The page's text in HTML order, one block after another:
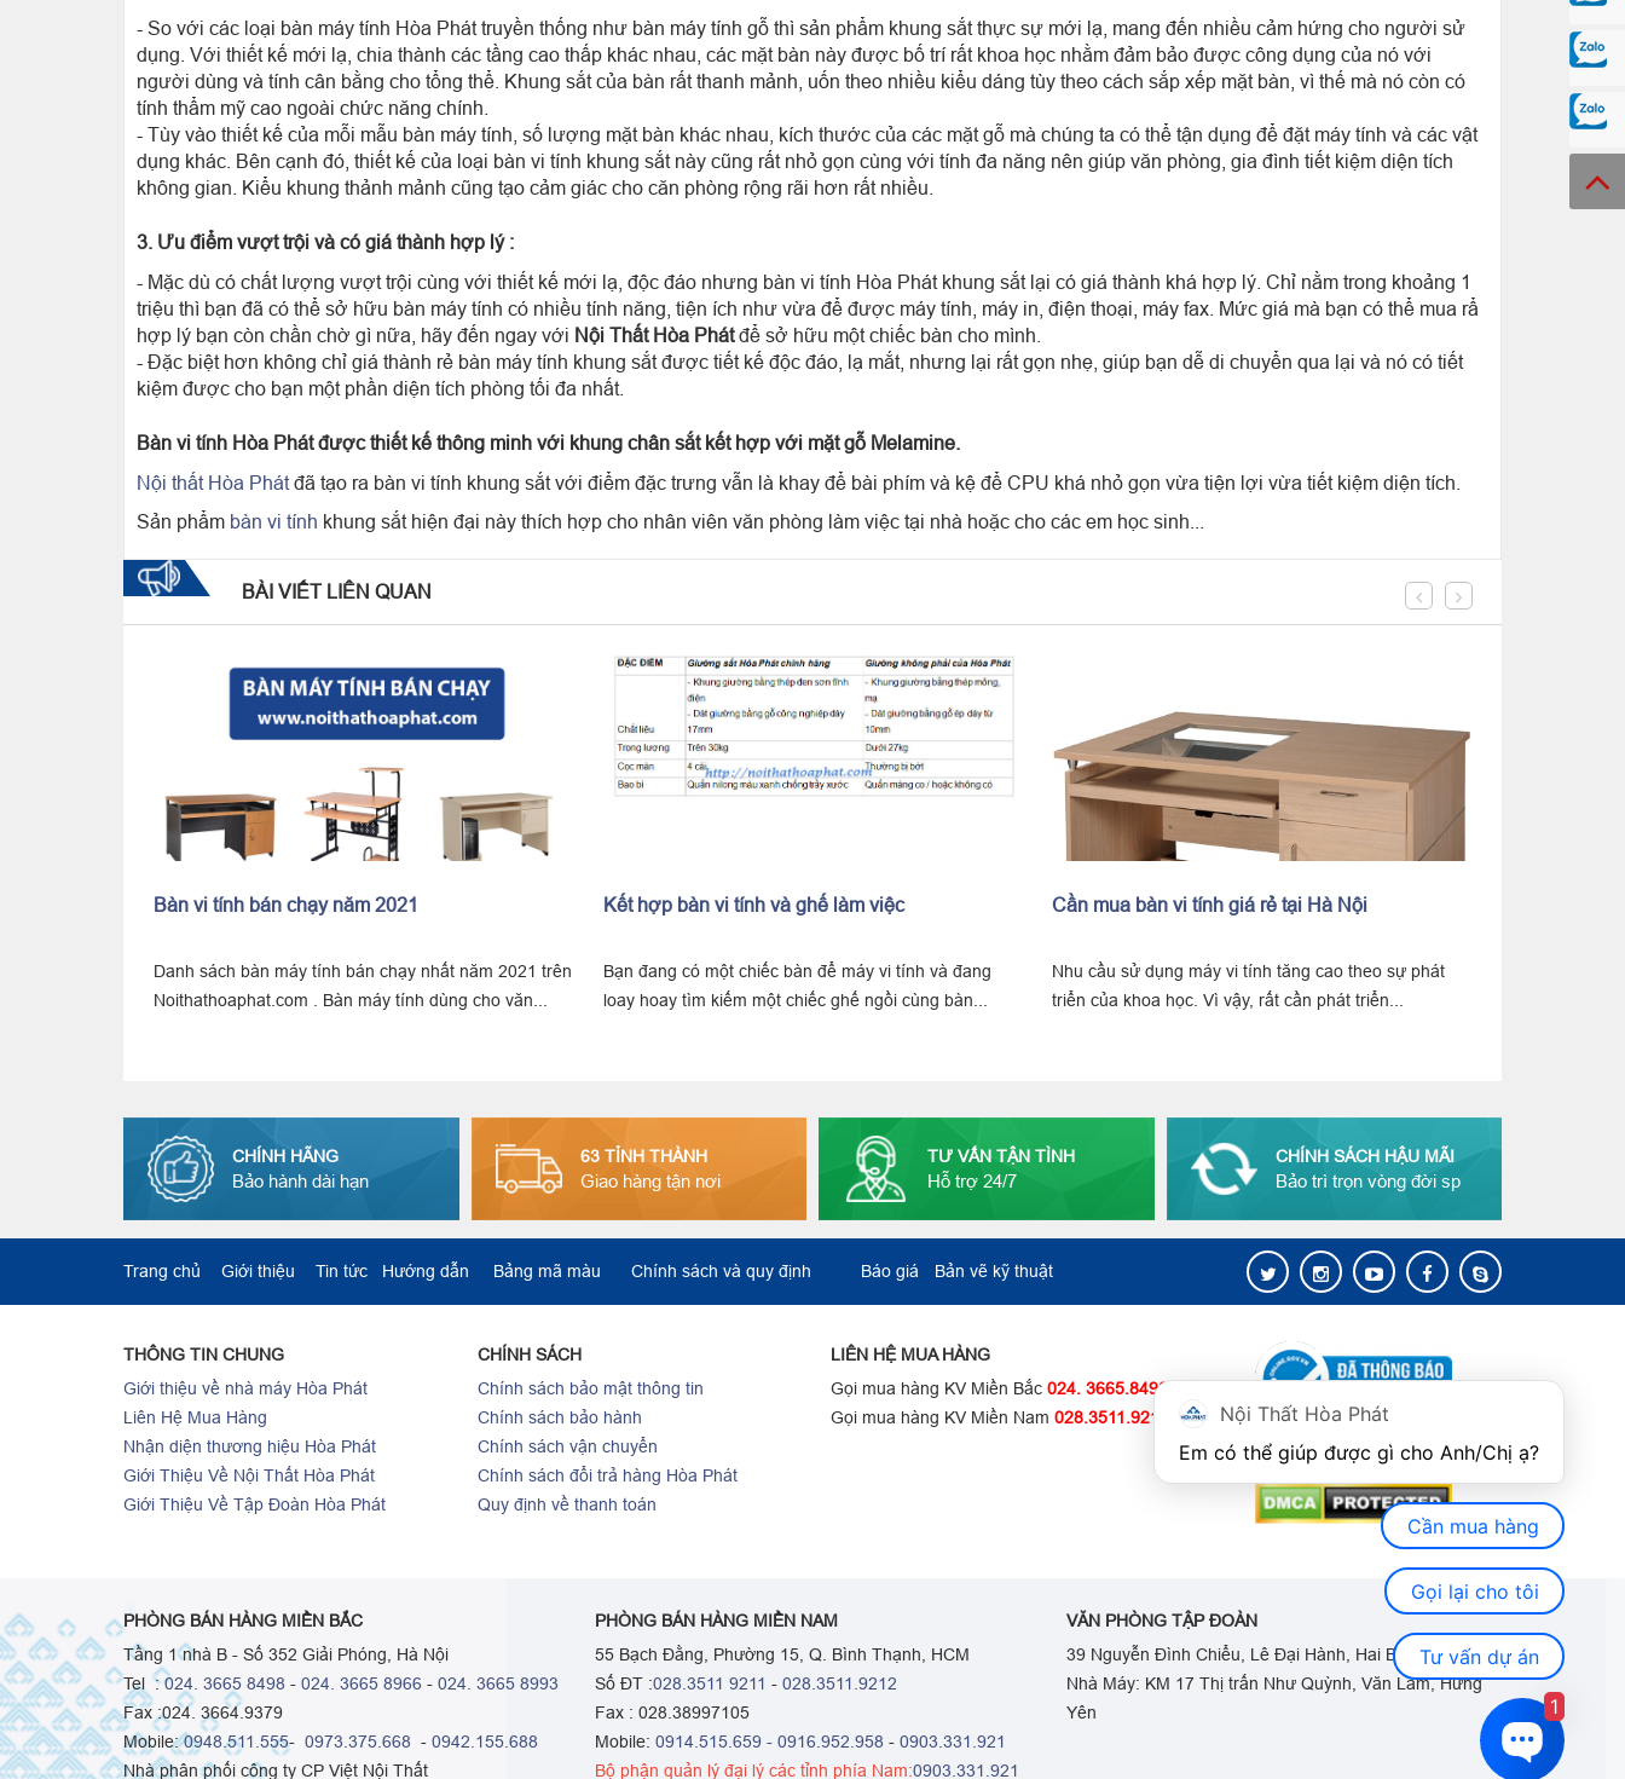
- So với các loại bàn máy tính Hòa Phát truyền thống như bàn máy tính gỗ thì sản phẩm khung sắt thực sự mới lạ, mang đến nhiều cảm hứng cho người sử
dụng. Với thiết kế mới lạ, chia thành các tầng cao thấp khác nhau, các mặt bàn này được bố trí rất khoa học nhằm đảm bảo được công dụng của nó với
người dùng và tính cân bằng cho tổng thể. Khung sắt của bàn rất thanh mảnh, uốn theo nhiều kiểu dáng tùy theo cách sắp xếp mặt bàn, vì thế mà nó còn có
tính thẩm mỹ cao ngoài chức năng chính.
- Tùy vào thiết kế của mỗi mẫu bàn máy tính, số lượng mặt bàn khác nhau, kích thước của các mặt gỗ mà chúng ta có thể tận dụng để đặt máy tính và các vật
dụng khác. Bên cạnh đó, thiết kế của loại bàn vi tính khung sắt này cũng rất nhỏ gọn cùng với tính đa năng nên giúp văn phòng, gia đình tiết kiệm diện tích
không gian. Kiểu khung thảnh mảnh cũng tạo cảm giác cho căn phòng rộng rãi hơn rất nhiều.
3. Ưu điểm vượt trội và có giá thành hợp lý :
- Mặc dù có chất lượng vượt trội cùng với thiết kế mới lạ, độc đáo nhưng bàn vi tính Hòa Phát khung sắt lại có giá thành khá hợp lý. Chỉ nằm trong khoảng 1
triệu thì bạn đã có thể sở hữu bàn máy tính có nhiều tính năng, tiện ích như vừa để được máy tính, máy in, điện thoại, máy fax. Mức giá mà bạn có thể mua rẩ
hợp lý bạn còn chần chờ gì nữa, hãy đến ngay với Nội Thất Hòa Phátđể sở hữu một chiếc bàn cho mình.
- Đặc biệt hơn không chỉ giá thành rẻ bàn máy tính khung sắt được tiết kế độc đáo, lạ mắt, nhưng lại rất gọn nhẹ, giúp bạn dễ di chuyển qua lại và nó có tiết
kiệm được cho bạn một phần diện tích phòng tối đa nhất.
Bàn vi tính Hòa Phát được thiết kế thông minh với khung chân sắt kết hợp với mặt gỗ Melamine.
Nội thất Hòa Phátđã tạo ra bàn vi tính khung sắt với điểm đặc trưng vẫn là khay để bài phím và kệ để CPU khá nhỏ gọn vừa tiện lợi vừa tiết kiệm diện tích.
Sản phẩm bàn vi tính khung sắt hiện đại này thích hợp cho nhân viên văn phòng làm việc tại nhà hoặc cho các em học sinh...
BÀI VIẾT LIÊN QUAN
nhất năm 2021 trên
dùng cho văn...
Kết hợp bàn vi tính và ghế làm việc
Bạn đang có một chiếc bàn để máy vi tính và đang
loay hoay tìm kiếm một chiếc ghế ngồi cùng bàn...
Cần mua bàn vi tính giá rẻ tại Hà Nội
Nhu cầu sử dụng máy vi tính tăng cao theo sự phát
triển của khoa học. Vì vậy, rất cần phát triển...
Bàn vi tính bán chạy năm 2021
Danh sách bàn máy tính bán chạy nhất năm 2021 trên
Noithathoaphat.com . Bàn máy tính dùng cho văn...
CHÍNH HÃNG
Bảo hành dài hạn
63 TỈNH THÀNH
Giao hàng tận nơi
TƯ VẤN TẬN TÌNH
Hỗ trợ 24/7
CHÍNH SÁCH HẬU MÃI
Bảo trì trọn vòng đời sp
Trang chủ Giới thiệu Tin tức Hướng dẫn Bảng mã màu Chính sách và quy định Báo giá Bản vẽ kỹ thuật
THÔNG TIN CHUNG
Giới thiệu về nhà máy Hòa Phát
Liên Hệ Mua Hàng
Nhận diện thương hiệu Hòa Phát
Giới Thiệu Về Nội Thất Hòa Phát
Giới Thiệu Về Tập Đoàn Hòa Phát
CHÍNH SÁCH
Chính sách bảo mật thông tin
Chính sách bảo hành
Chính sách vận chuyển
Chính sách đổi trả hàng Hòa Phát
Quy định về thanh toán
LIÊN HỆ MUA HÀNG
Gọi mua hàng KV Miền Bắc 024. 3665.8498
Gọi mua hàng KV Miền Nam 028.3511.9211
Copyright © 2022 Bản quyền
thuộc về Nội Thất Hòa Phát.
PHÒNG BÁN HÀNG MIỀN BẮC
Tầng 1 nhà B - Số 352 Giải Phóng, Hà Nội
Tel :024. 3665 8498 - 024. 3665 8966 - 024. 3665 8993
Fax :024. 3664.9379
Mobile:0948.511.555- 0973.375.668 - 0942.155.688
Nhà phân phối công ty CP Việt Nội Thất
PHÒNG BÁN HÀNG MIỀN NAM
55 Bạch Đằng, Phường 15, Q. Bình Thạnh, HCM
Số ĐT :028.3511 9211 - 028.3511.9212
Fax : 028.38997105
Mobile: 0914.515.659 - 0916.952.958 - 0903.331.921
Bộ phận quản lý đại lý các tỉnh phía Nam:0903.331.921
VĂN PHÒNG TẬP ĐOÀN
39 Nguyễn Đình Chiểu, Lê Đại Hành, Hai Bà Trưng, HN
Nhà Máy: KM 17 Thị trấn Như Quỳnh, Văn Lâm, Hưng
Yên
Nội Thất Hòa Phát
Cần mua hàng
Gọi lại cho tôi
Tư vấn dự án
1